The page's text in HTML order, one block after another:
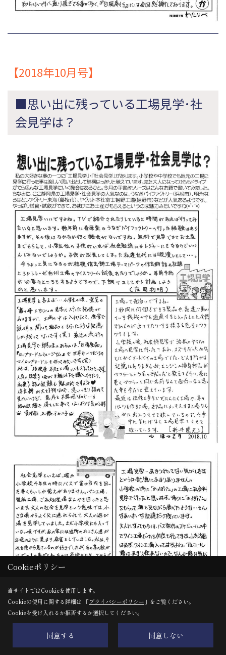
【2018年10月号】
■思い出に残っている工場見学･社
会見学は？
Cookieポリシー
当サイトではCookieを使用します。
Cookieの使用に関する詳細は 「プライバシーポリシー 」をご覧ください。
Cookieを受け入れるか拒否するか選択してください。
同意する 同意しない